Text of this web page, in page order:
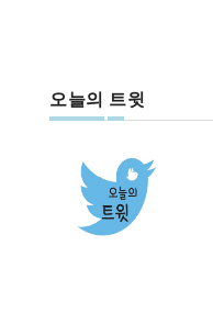
오늘의 트윗